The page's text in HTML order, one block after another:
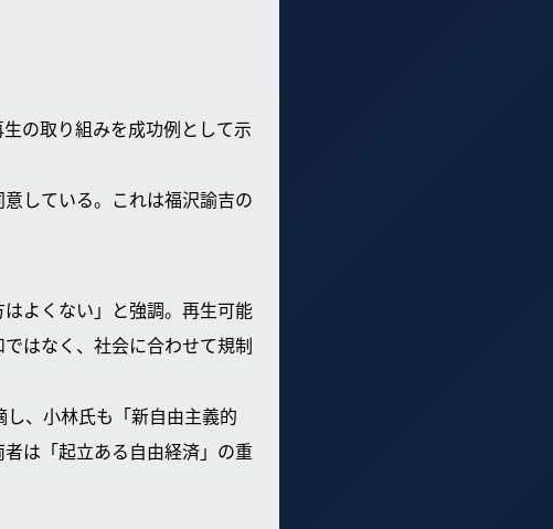
の取り組みを成功例として示
している。これは福沢諭吉の
よくない」と強調。再生可能
はなく、社会に合わせて規制
、小林氏も「新自由主義的
は「起立ある自由経済」の重